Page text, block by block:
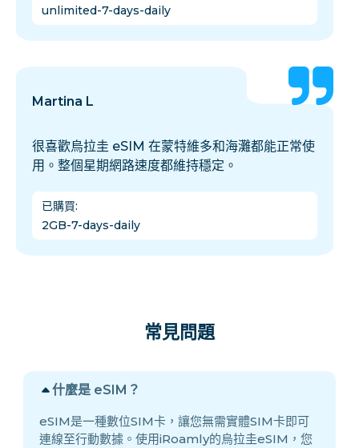
unlimited-7-days-daily
Martina L
很喜歡烏拉圭 eSIM 在蒙特維多和海灘都能正常使
用。整個星期網路速度都維持穩定。
已購買:
2GB-7-days-daily
常見問題
什麼是 eSIM？
eSIM是一種數位SIM卡，讓您無需實體SIM卡即可
連線至行動數據。使用iRoamly的烏拉圭eSIM，您